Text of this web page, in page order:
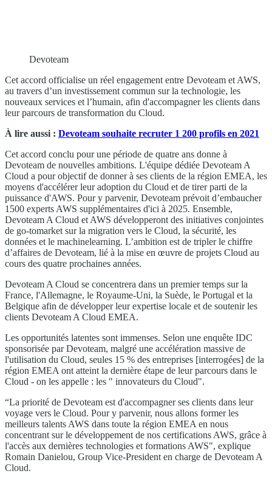
Devoteam
Cet accord officialise un réel engagement entre Devoteam et AWS,
au travers d’un investissement commun sur la technologie, les
nouveaux services et l’humain, afin d'accompagner les clients dans
leur parcours de transformation du Cloud.
À lire aussi : Devoteam souhaite recruter 1 200 profils en 2021
Cet accord conclu pour une période de quatre ans donne à
Devoteam de nouvelles ambitions. L'équipe dédiée Devoteam A
Cloud a pour objectif de donner à ses clients de la région EMEA, les
moyens d'accélérer leur adoption du Cloud et de tirer parti de la
puissance d'AWS. Pour y parvenir, Devoteam prévoit d’embaucher
1500 experts AWS supplémentaires d'ici à 2025. Ensemble,
Devoteam A Cloud et AWS développeront des initiatives conjointes
de go-tomarket sur la migration vers le Cloud, la sécurité, les
données et le machinelearning. L’ambition est de tripler le chiffre
d’affaires de Devoteam, lié à la mise en œuvre de projets Cloud au
cours des quatre prochaines années.
Devoteam A Cloud se concentrera dans un premier temps sur la
France, l'Allemagne, le Royaume-Uni, la Suède, le Portugal et la
Belgique afin de développer leur expertise locale et de soutenir les
clients Devoteam A Cloud EMEA.
Les opportunités latentes sont immenses. Selon une enquête IDC
sponsorisée par Devoteam, malgré une accélération massive de
l'utilisation du Cloud, seules 15 % des entreprises [interrogées] de la
région EMEA ont atteint la dernière étape de leur parcours dans le
Cloud - on les appelle : les " innovateurs du Cloud".
“La priorité de Devoteam est d'accompagner ses clients dans leur
voyage vers le Cloud. Pour y parvenir, nous allons former les
meilleurs talents AWS dans toute la région EMEA en nous
concentrant sur le développement de nos certifications AWS, grâce à
l'accès aux dernières technologies et formations AWS", explique
Romain Danielou, Group Vice-President en charge de Devoteam A
Cloud.